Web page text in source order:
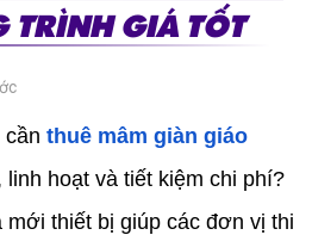
TRÌNH GIÁ TỐT
cần thuê mâm giàn giáo
linh hoạt và tiết kiệm chi phí?
mới thiết bị giúp các đơn vị thi